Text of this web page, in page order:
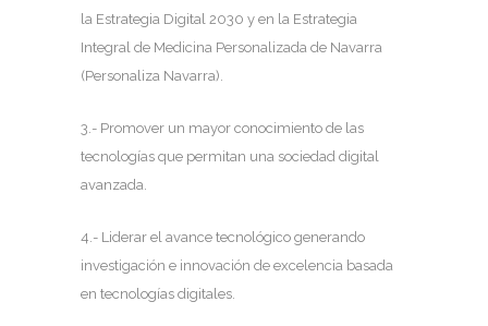
la Estrategia Digital 2030 y en la Estrategia
Integral de Medicina Personalizada de Navarra
(Personaliza Navarra).
3.- Promover un mayor conocimiento de las
tecnologías que permitan una sociedad digital
avanzada.
4.- Liderar el avance tecnológico generando
investigación e innovación de excelencia basada
en tecnologías digitales.